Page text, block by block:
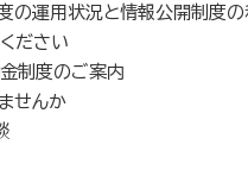
の運用状況と情報公開制度の
ださい
制度のご案内
せんか